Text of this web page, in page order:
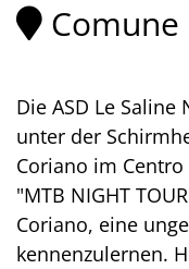
Die ASD Le
unter der
Coriano im
"MTB NIGHT
Coriano, eine
kennenzulernen.